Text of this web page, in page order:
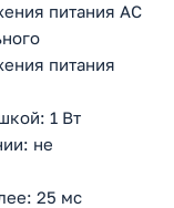
питания АС
питания
1 Вт
не
25 мс